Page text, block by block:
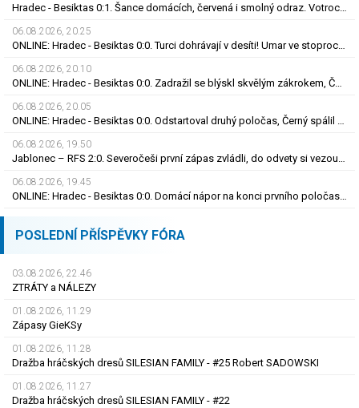
Hradec - Besiktas 0:1. Šance domácích, červená i smolný odraz. Votroci budou dotahovat
06.08.2026, 20.25
ONLINE: Hradec - Besiktas 0:0. Turci dohrávají v desíti! Umar ve stoprocentní šanci selhal
06.08.2026, 20.10
ONLINE: Hradec - Besiktas 0:0. Zadražil se blýskl skvělým zákrokem, Černý nedal tutovku
06.08.2026, 20.05
ONLINE: Hradec - Besiktas 0:0. Odstartoval druhý poločas, Černý spálil obrovskou šanci
06.08.2026, 19.50
Jablonec – RFS 2:0. Severočeši první zápas zvládli, do odvety si vezou nadějný náskok
06.08.2026, 19.45
ONLINE: Hradec - Besiktas 0:0. Domácí nápor na konci prvního poločasu, branka zatím nepadla
POSLEDNÍ PŘÍSPĚVKY FÓRA
03.08.2026, 22.46
ZTRÁTY a NÁLEZY
01.08.2026, 11.29
Zápasy GieKSy
01.08.2026, 11.28
Dražba hráčských dresů SILESIAN FAMILY - #25 Robert SADOWSKI
01.08.2026, 11.27
Dražba hráčských dresů SILESIAN FAMILY - #22